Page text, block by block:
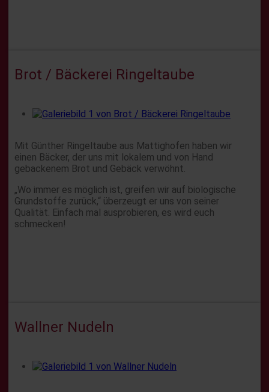
Brot / Bäckerei Ringeltaube
Mit Günther Ringeltaube aus Mattighofen haben wir
einen Bäcker, der uns mit lokalem und von Hand
gebackenem Brot und Gebäck verwöhnt.
„Wo immer es möglich ist, greifen wir auf biologische
Grundstoffe zurück,“ überzeugt er uns von seiner
Qualität. Einfach mal ausprobieren, es wird euch
schmecken!
Wallner Nudeln